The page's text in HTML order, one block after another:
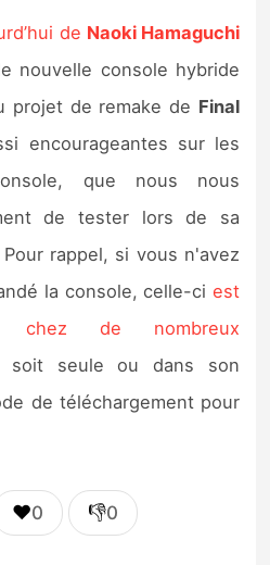
de Naoki Hamaguchi
nouvelle console hybride
projet de remake de Final
encourageantes sur les
que nous nous
de tester lors de sa
Pour rappel, si vous n'avez
la console, celle-ci est
chez de nombreux
seule ou dans son
de téléchargement pour
❤️0 👎0